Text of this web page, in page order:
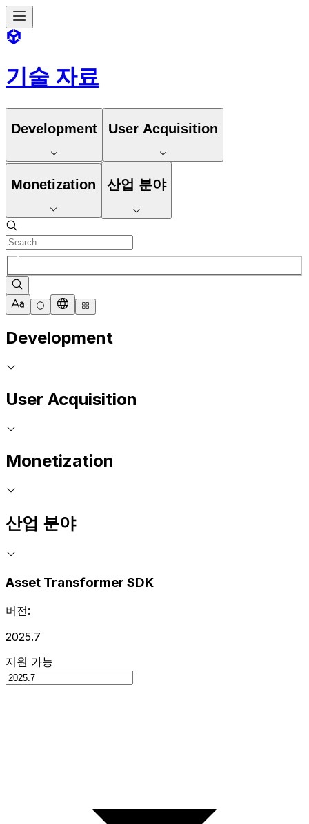
기술 자료
Development User Acquisition
Monetization 산업 분야
Development
User Acquisition
Monetization
산업 분야
Asset Transformer SDK
버전:
2025.7
지원 가능